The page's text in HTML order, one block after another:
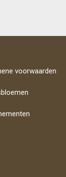
voorwaarden